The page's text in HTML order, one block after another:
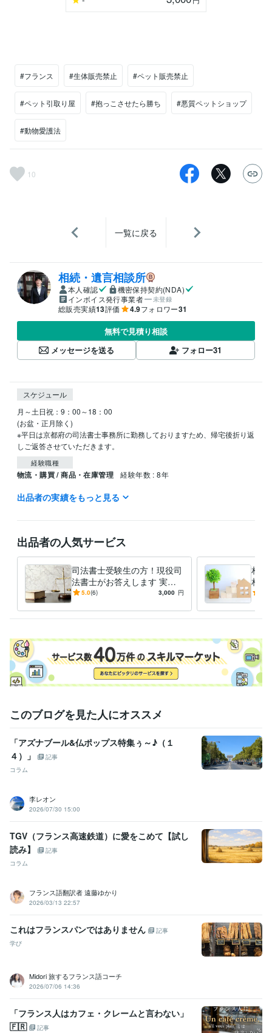
#フランス #生体販売禁止 #ペット販売禁止
#ペット引取り屋 #抱っこさせたら勝ち #悪質ペットショップ
#動物愛護法
10
一覧に戻る
相続・遺言相談所
本人確認
機密保持契約(NDA)
インボイス発行事業者
未登録
総販売実績13評価 4.9フォロワー31
無料で見積り相談
メッセージを送る
フォロー31
スケジュール
月～土日祝：9：00～18：00
(お盆・正月除く)
※平日は京都府の司法書士事務所に勤務しておりますため、帰宅後折り返
経験職種
物流・購買 / 商品・在庫管理 経験年数 : 8年
職歴
司法書士 取得年 : 2005年
得意分野
ビジネス代行・事務代行 ペット信託相談 ペット信託契約書作成
遺
言書作成
ペット ペット信託 法律相談
相続対策
相続相談
信託相談 遺言書作成 司法書士
鳥取大学中退 1985年3月 ~ 1991年2月
出品者の実績をもっと見る
出品者の人気サービス
司法書士受験生の方！現役司
法書士がお答えします 実務
経験１９年の司法書士が、
5.0(6) 3,000 円
相続
相続
じま
このブログを見た人にオススメ
「アズナブール&仏ポップス特集ぅ～♪（１
４）」
記事
コラム
李レオン
2026/07/30 15:00
TGV（フランス高速鉄道）に愛をこめて【試し
読み】
記事
コラム
フランス語翻訳者 遠藤ゆかり
2026/03/13 22:57
これはフランスパンではありません
記事
学び
Midori 旅するフランス語コーチ
2026/07/06 14:36
「フランス人はカフェ・クレームと言わない」
🇫🇷
記事